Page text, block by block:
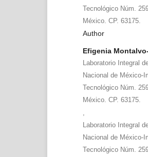
Tecnológico Núm.
México. CP. 63175.
Author
Efigenia
Laboratorio Integral
Nacional de México-
Tecnológico Núm.
México. CP. 63175.
Laboratorio Integral
Nacional de México-
Tecnológico Núm.